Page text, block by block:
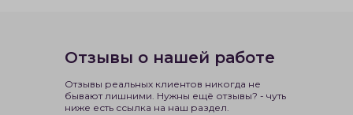
Отзывы о нашей работе
Отзывы реальных клиентов никогда не
бывают лишними. Нужны ещё отзывы? - чуть
ниже есть ссылка на наш раздел.